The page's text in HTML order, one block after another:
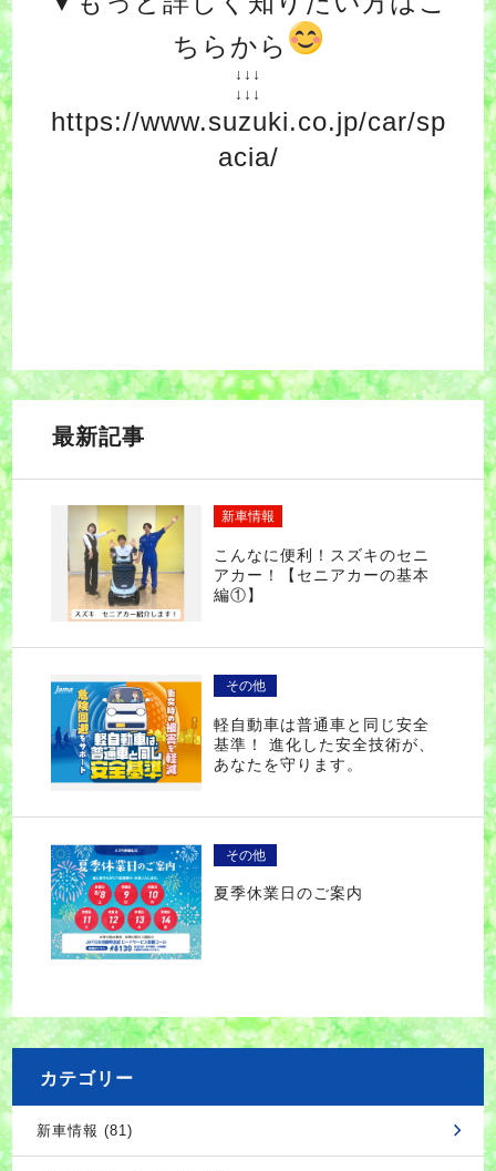
ちらから
↓↓↓
↓↓↓
https://www.suzuki.co.jp/car/sp
acia/
最新記事
新車情報
こんなに便利！スズキのセニ
アカー！【セニアカーの基本
編①】
その他
軽自動車は普通車と同じ安全
基準！ 進化した安全技術が、
あなたを守ります。
その他
夏季休業日のご案内
カテゴリー
新車情報 (81)